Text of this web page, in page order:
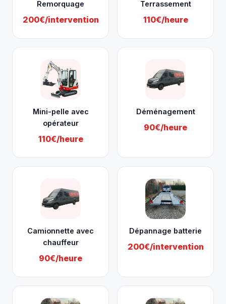
Remorquage
200€/intervention
Terrassement
110€/heure
Mini-pelle avec
opérateur
110€/heure
Déménagement
90€/heure
Camionnette avec
chauffeur
90€/heure
Dépannage batterie
200€/intervention